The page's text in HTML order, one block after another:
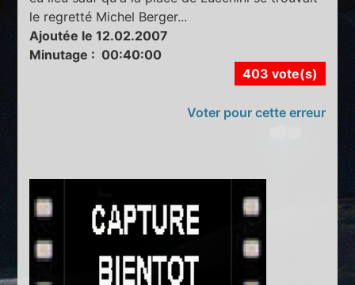
le regretté Michel Berger...
Ajoutée le 12.02.2007
Minutage : 00:40:00
403 vote(s)
Voter pour cette erreur